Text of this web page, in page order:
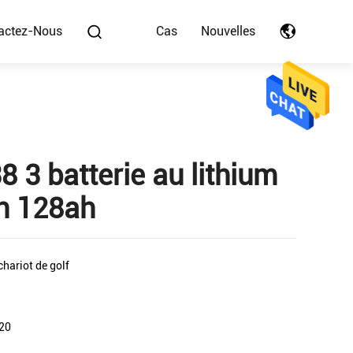
Nous Cas Nouvelles
3 batterie au lithium
128ah
de golf